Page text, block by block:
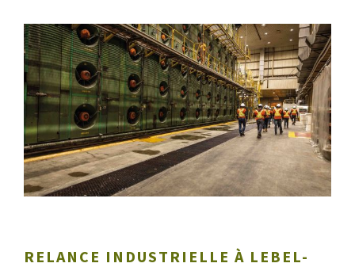
RELANCE INDUSTRIELLE À LEBEL-